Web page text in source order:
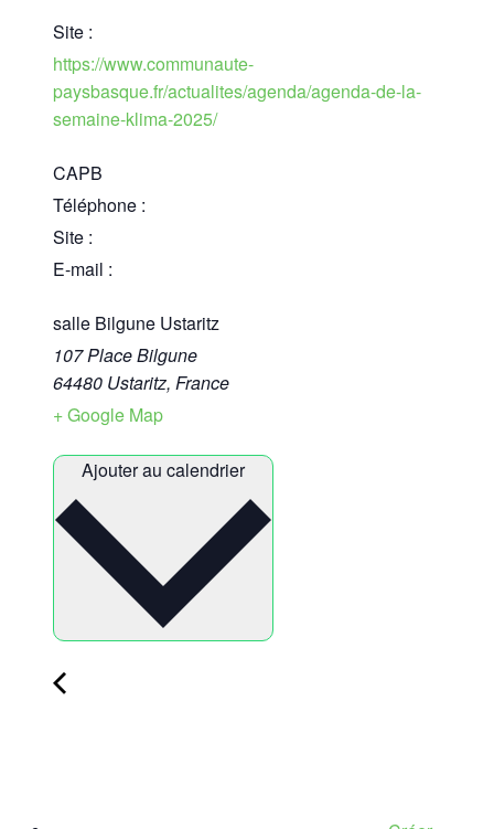
Site :
https://www.communaute-
paysbasque.fr/actualites/agenda/agenda-de-la-
semaine-klima-2025/
CAPB
Téléphone :
Site :
E-mail :
salle Bilgune Ustaritz
107 Place Bilgune
64480 Ustaritz, France
+ Google Map
Ajouter au calendrier